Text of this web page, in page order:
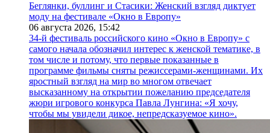
Беглянки, буллинг и Стасики: Женский взгляд диктует
моду на фестивале «Окно в Европу»
06 августа 2026, 15:42
34-й фестиваль российского кино «Окно в Европу» с
самого начала обозначил интерес к женской тематике, в
том числе и потому, что первые показанные в
программе фильмы сняты режиссерами-женщинами. Их
яростный взгляд на мир во многом отвечает
высказанному на открытии пожеланию председателя
жюри игрового конкурса Павла Лунгина: «Я хочу,
чтобы мы увидели дикое, непредсказуемое кино».